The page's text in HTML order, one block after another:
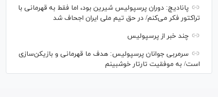
پانادیچ: دوران پرسپولیس شیرین بود، اما فقط به قهرمانی با
تراکتور فکر می‌کنم/ در حق تیم ملی ایران اجحاف شد
چند خبر از پرسپولیس
سرمربی جوانان پرسپولیس: هدف ما قهرمانی و بازیکن‌سازی
است/ به موفقیت تارتار خوشبینم